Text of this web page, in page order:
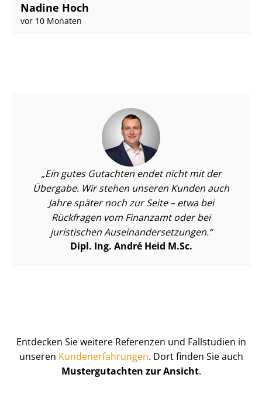
Nadine Hoch
vor 10 Monaten
Ein gutes Gutachten endet nicht mit der
Übergabe. Wir stehen unseren Kunden auch
Jahre später noch zur Seite – etwa bei
Rückfragen vom Finanzamt oder bei
juristischen Aus­ein­an­der­set­zun­gen.
Dipl. Ing. André Heid M.Sc.
Entdecken Sie weitere Referenzen und Fallstudien in
unseren Kun­de­n­er­fah­run­gen. Dort finden Sie auch
Mustergutachten zur Ansicht.